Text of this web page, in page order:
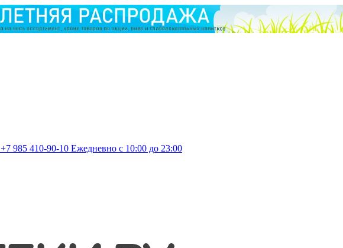
+7 985 410-90-10 Ежедневно с 10:00 до 23:00